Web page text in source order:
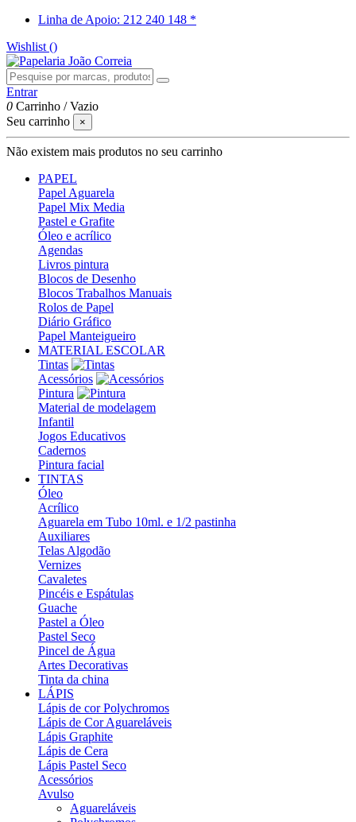
Linha de Apoio: 212 240 148 *
Wishlist ()
Entrar
0 Carrinho /Vazio
Seu carrinho
×
Não existem mais produtos no seu carrinho
PAPEL
Papel Aguarela
Papel Mix Media
Pastel e Grafite
Óleo e acrílico
Agendas
Livros pintura
Blocos de Desenho
Blocos Trabalhos Manuais
Rolos de Papel
Diário Gráfico
Papel Manteigueiro
MATERIAL ESCOLAR
Tintas
Acessórios
Pintura
Material de modelagem
Infantil
Jogos Educativos
Cadernos
Pintura facial
TINTAS
Óleo
Acrílico
Aguarela em Tubo 10ml. e 1/2 pastinha
Auxiliares
Telas Algodão
Vernizes
Cavaletes
Pincéis e Espátulas
Guache
Pastel a Óleo
Pastel Seco
Pincel de Água
Artes Decorativas
Tinta da china
LÁPIS
Lápis de cor Polychromos
Lápis de Cor Aguareláveis
Lápis Graphite
Lápis de Cera
Lápis Pastel Seco
Acessórios
Avulso
Aguareláveis